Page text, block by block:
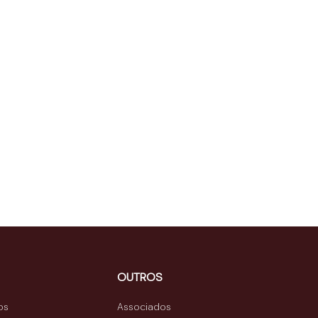
OUTROS
Associados